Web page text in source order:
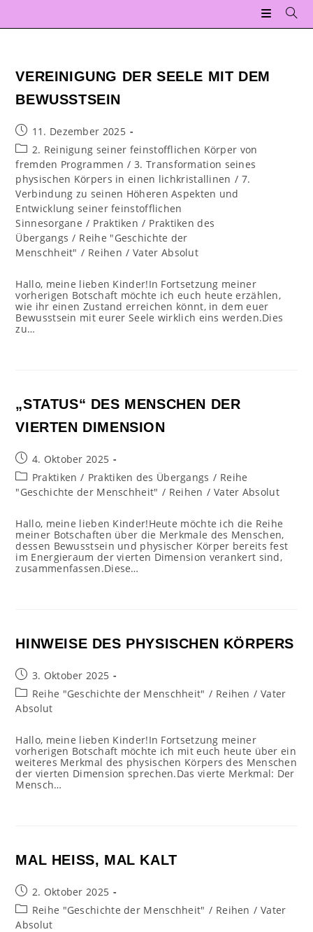
springen
VEREINIGUNG DER SEELE MIT DEM
BEWUSSTSEIN
Beitrag
veröffentlicht:
11. Dezember 2025
Beitrags-
Kategorie:
2. Reinigung seiner feinstofflichen Körper von
fremden Programmen / 3. Transformation seines
physischen Körpers in einen lichkristallinen / 7.
Verbindung zu seinen Höheren Aspekten und
Entwicklung seiner feinstofflichen
Sinnesorgane / Praktiken / Praktiken des
Übergangs / Reihe "Geschichte der
Menschheit" / Reihen / Vater Absolut
Hallo, meine lieben Kinder!In Fortsetzung meiner
vorherigen Botschaft möchte ich euch heute erzählen,
wie ihr einen Zustand erreichen könnt, in dem euer
Bewusstsein mit eurer Seele wirklich eins werden.Dies
zu…
„STATUS“ DES MENSCHEN DER
VIERTEN DIMENSION
Beitrag
veröffentlicht:
4. Oktober 2025
Beitrags-
Kategorie:
Praktiken / Praktiken des Übergangs / Reihe
"Geschichte der Menschheit" / Reihen / Vater Absolut
Hallo, meine lieben Kinder!Heute möchte ich die Reihe
meiner Botschaften über die Merkmale des Menschen,
dessen Bewusstsein und physischer Körper bereits fest
im Energieraum der vierten Dimension verankert sind,
zusammenfassen.Diese…
HINWEISE DES PHYSISCHEN KÖRPERS
Beitrag
veröffentlicht:
3. Oktober 2025
Beitrags-
Kategorie:
Reihe "Geschichte der Menschheit" / Reihen / Vater
Absolut
Hallo, meine lieben Kinder!In Fortsetzung meiner
vorherigen Botschaft möchte ich mit euch heute über ein
weiteres Merkmal des physischen Körpers des Menschen
der vierten Dimension sprechen.Das vierte Merkmal: Der
Mensch…
MAL HEISS, MAL KALT
Beitrag
veröffentlicht:
2. Oktober 2025
Beitrags-
Kategorie:
Reihe "Geschichte der Menschheit" / Reihen / Vater
Absolut